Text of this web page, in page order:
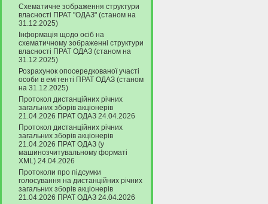
Схематичне зображення структури
власності ПРАТ "ОДАЗ" (станом на
31.12.2025)
Інформація щодо осіб на
схематичному зображенні структури
власності ПРАТ ОДАЗ (станом на
31.12.2025)
Розрахунок опосередкованої участі
особи в емітенті ПРАТ ОДАЗ (станом
на 31.12.2025)
Протокол дистанційних річних
загальних зборів акціонерів
21.04.2026 ПРАТ ОДАЗ 24.04.2026
Протокол дистанційних річних
загальних зборів акціонерів
21.04.2026 ПРАТ ОДАЗ (у
машинозчитувальному форматі
XML) 24.04.2026
Протоколи про підсумки
голосування на дистанційних річних
загальних зборів акціонерів
21.04.2026 ПРАТ ОДАЗ 24.04.2026